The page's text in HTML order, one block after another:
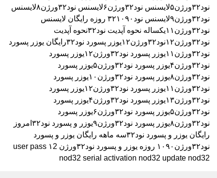
نود۳۲ورژن۵
لایسنس نود۳۲ورژن۶ لایسنس نود۳۲ورژن۸
لایسنس
نود۳۲ورژن۹
لایسنس نود۳۲۱۰۹۰ روزه رایگان
لایسنس
نود۳۲ورژن۱۱یکساله
نحوه آپدیت نود۳۲
نحوه آپدیت
نود۳۲ورژن۱۲
نود۳۲ورژن۱۲ یوزر پسورد نود۳۲رایگان
یوزر پسورد
نود۳۲ورژن۱۱
یوزر پسورد نود۳۲ورژن۱۲
یوزر پسورد
نود۳۲ورژن۴
یوزر پسورد نود۳۲ورژن۵
یوزر پسورد
نود۳۲ورژن۸
یوزر پسورد نود۳۲ورژن۱۰
یوزر پسورد
نود۳۲ورژن۱۱
یوزر پسورد نود۳۲ورژن۱۲
یوزر پسورد
نود۳۲ورژن۱۳
یوزر پسورد نود۳۲ورژن۴
یوزر پسورد
نود۳۲ورژن۵
یوزر پسورد نود۳۲ورژن۶
یوزر پسورد
نود۳۲ورژن۸
یوزر پسورد نود۳۲ورژن۹
یوزر و پسورد نود۳۲امروز
رایگان یوزر و پسورد نود۳۲سه ماهه رایگان
یوزر و پسورد
نود۳۲ورژن۱۰۹۰ روزه
یوزر و پسورد نود۳۲ورژن ۱2
user pass
nod32 serial activation nod32 update nod32